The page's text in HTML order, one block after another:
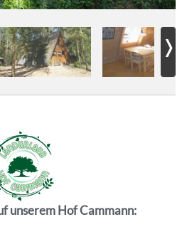
unserem Hof Cammann: